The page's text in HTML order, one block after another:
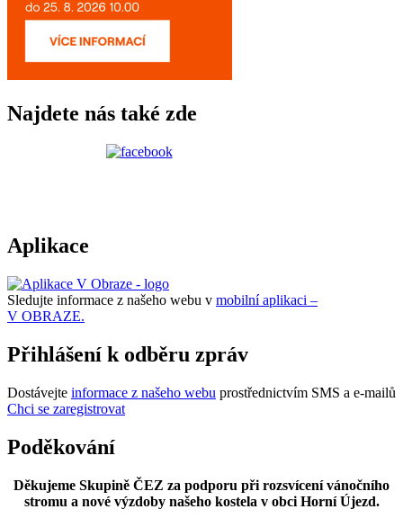
Najdete nás také zde
Aplikace
Sledujte informace z našeho webu v mobilní aplikaci –
V OBRAZE.
Přihlášení k odběru zpráv
Dostávejte informace z našeho webu prostřednictvím SMS a e-mailů
Chci se zaregistrovat
Poděkování
Děkujeme Skupině ČEZ za podporu při rozsvícení vánočního
stromu a nové výzdoby našeho kostela v obci Horní Újezd.